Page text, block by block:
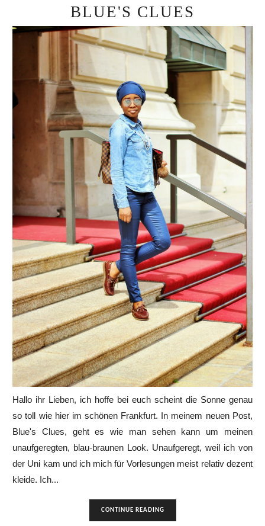
BLUE'S CLUES
Hallo ihr Lieben, ich hoffe bei euch scheint die Sonne genau
so toll wie hier im schönen Frankfurt. In meinem neuen Post,
Blue's Clues, geht es wie man sehen kann um meinen
unaufgeregten, blau-braunen Look. Unaufgeregt, weil ich von
der Uni kam und ich mich für Vorlesungen meist relativ dezent
kleide. Ich...
CONTINUE READING